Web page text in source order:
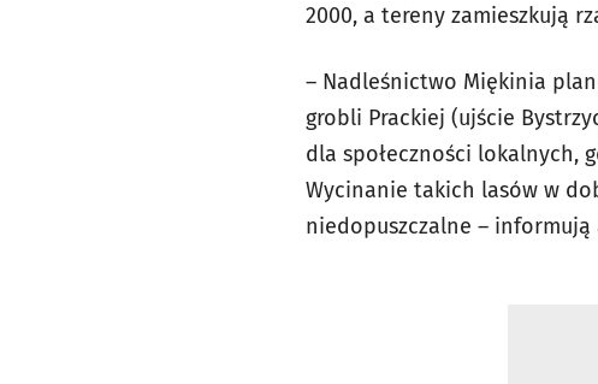
2000, a tereny zamieszkują
– Nadleśnictwo Miękinia
grobli Prackiej (ujście
dla społeczności lokalnych,
Wycinanie takich lasów w
niedopuszczalne –